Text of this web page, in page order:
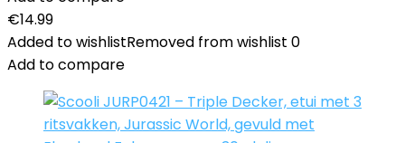
€14.99
Added to wishlistRemoved from wishlist 0
Add to compare